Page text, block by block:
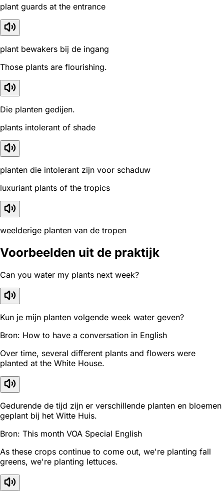
plant guards at the entrance
plant bewakers bij de ingang
Those plants are flourishing.
Die planten gedijen.
plants intolerant of shade
planten die intolerant zijn voor schaduw
luxuriant plants of the tropics
weelderige planten van de tropen
Voorbeelden uit de praktijk
Can you water my plants next week?
Kun je mijn planten volgende week water geven?
Bron: How to have a conversation in English
Over time, several different plants and flowers were
planted at the White House.
Gedurende de tijd zijn er verschillende planten en bloemen
geplant bij het Witte Huis.
Bron: This month VOA Special English
As these crops continue to come out, we're planting fall
greens, we're planting lettuces.